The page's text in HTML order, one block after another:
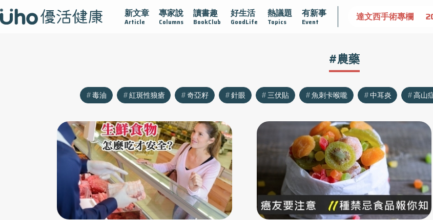
新文章
Article
專家說
Columns
讀書趣
BookClub
好生活
GoodLife
熱議題
Topics
有新事
Event
黏 守護腺在 疫情保衛戰 再生醫學 愛的未來視 認識攝護腺肥大 守護骨骼健康 達文西手術專欄
#農藥
毒油 紅斑性狼瘡 奇亞籽 針眼 三伏貼 魚刺卡喉嚨 中耳炎 高山